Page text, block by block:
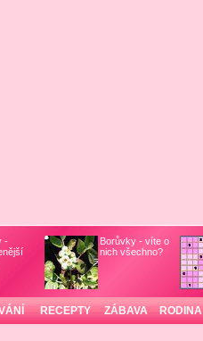
-
Borůvky - víte o
nich všechno?
RECEPTY ZÁBAVA RODINA